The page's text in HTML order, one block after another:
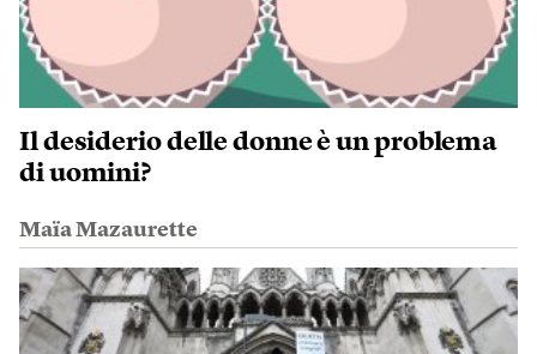
Il desiderio delle donne è un problema
di uomini?
Maïa Mazaurette